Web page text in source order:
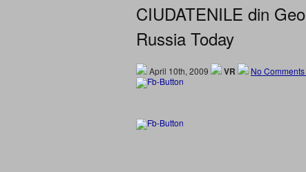
CIUDATENILE din
Russia Today
April 10th, 2009 VR No Comments